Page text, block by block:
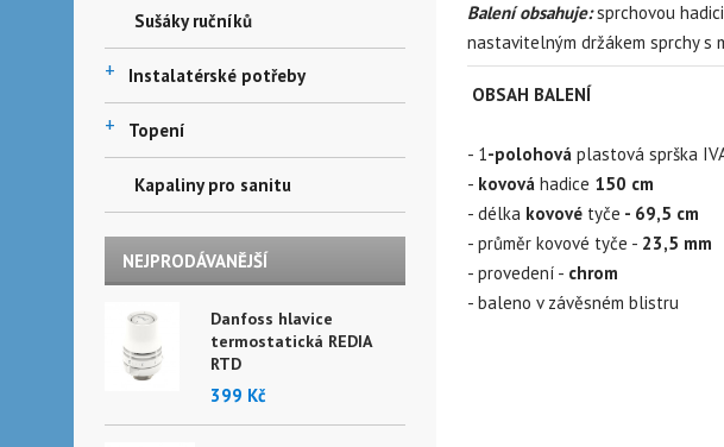
Sušáky ručníků
+ Instalatérské potřeby
+ Topení
Kapaliny pro sanitu
NEJPRODÁVANĚJŠÍ
Danfoss hlavice
termostatická REDIA
RTD
399 Kč
Balení obsahuje: sprchovou
nastavitelným držákem sprchy s
OBSAH BALENÍ
- 1-polohová plastová sprška
- kovová hadice 150 cm
- délka kovové tyče - 69,5 cm
- průměr kovové tyče - 23,5 mm
- provedení - chrom
- baleno v závěsném blistru